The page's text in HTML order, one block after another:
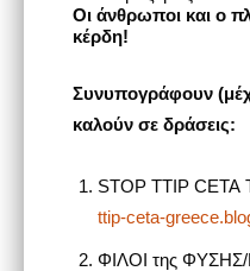
Οι άνθρωποι και ο
κέρδη!
Συνυπογράφουν
καλούν σε δράσεις:
STOP TTIP CETA
ttip-ceta-
ΦΙΛΟΙ της ΦΥΣΗΣ/